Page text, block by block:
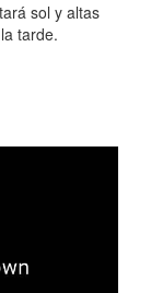
sol y altas
tarde.